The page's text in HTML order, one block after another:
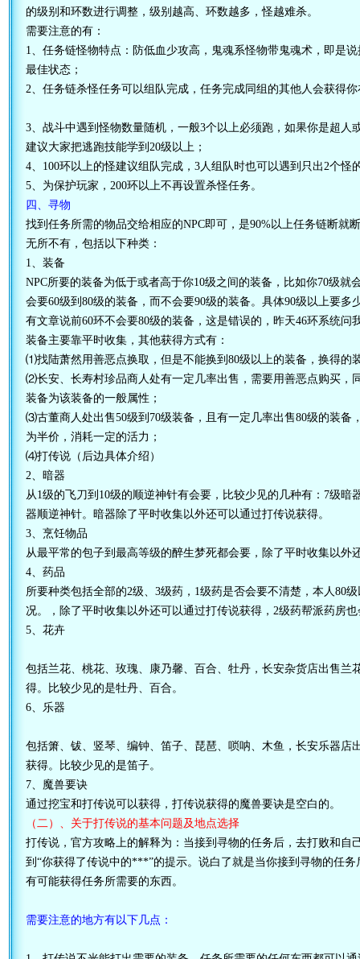
的级别和环数进行调整，级别越高、环数越多，怪越难杀。
需要注意的有：
1、任务链怪物特点：防低血少攻高，鬼魂系怪物带鬼魂术，即是
最佳状态；
2、任务链杀怪任务可以组队完成，任务完成同组的其他人会获得
3、战斗中遇到怪物数量随机，一般3个以上必须跑，如果你是超人
建议大家把逃跑技能学到20级以上；
4、100环以上的怪建议组队完成，3人组队时也可以遇到只出2个怪
5、为保护玩家，200环以上不再设置杀怪任务。
四、寻物
找到任务所需的物品交给相应的NPC即可，是90%以上任务链断就
无所不有，包括以下种类：
1、装备
NPC所要的装备为低于或者高于你10级之间的装备，比如你70级就
会要60级到80级的装备，而不会要90级的装备。具体90级以上要
有文章说前60环不会要80级的装备，这是错误的，昨天46环系统问
装备主要靠平时收集，其他获得方式有：
⑴找陆萧然用善恶点换取，但是不能换到80级以上的装备，换得的
⑵长安、长寿村珍品商人处有一定几率出售，需要用善恶点购买，
装备为该装备的一般属性；
⑶古董商人处出售50级到70级装备，且有一定几率出售80级的装备
为半价，消耗一定的活力；
⑷打传说（后边具体介绍）
2、暗器
从1级的飞刀到10级的顺逆神针有会要，比较少见的几种有：7级暗
器顺逆神针。暗器除了平时收集以外还可以通过打传说获得。
3、烹饪物品
从最平常的包子到最高等级的醉生梦死都会要，除了平时收集以外
4、药品
所要种类包括全部的2级、3级药，1级药是否会要不清楚，本人80
况。，除了平时收集以外还可以通过打传说获得，2级药帮派药房
5、花卉
包括兰花、桃花、玫瑰、康乃馨、百合、牡丹，长安杂货店出售兰
得。比较少见的是牡丹、百合。
6、乐器
包括箫、钹、竖琴、编钟、笛子、琵琶、唢呐、木鱼，长安乐器店
获得。比较少见的是笛子。
7、魔兽要诀
通过挖宝和打传说可以获得，打传说获得的魔兽要诀是空白的。
（二）、关于打传说的基本问题及地点选择
打传说，官方攻略上的解释为：当接到寻物的任务后，去打败和自
到“你获得了传说中的***”的提示。说白了就是当你接到寻物的任
有可能获得任务所需要的东西。
需要注意的地方有以下几点：